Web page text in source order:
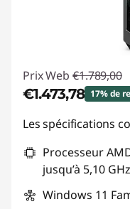
Prix Web €1.789,00
€1.473,78 17% de
Bons de
Code de
Les spécifications
Processeur
jusqu’à 5,10
Windows 11